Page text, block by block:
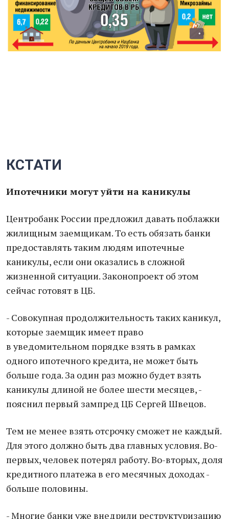
КСТАТИ
Ипотечники могут уйти на каникулы
Центробанк России предложил давать поблажки
жилищным заемщикам. То есть обязать банки
предоставлять таким людям ипотечные
каникулы, если они оказались в сложной
жизненной ситуации. Законопроект об этом
сейчас готовят в ЦБ.
- Совокупная продолжительность таких каникул,
которые заемщик имеет право
в уведомительном порядке взять в рамках
одного ипотечного кредита, не может быть
больше года. За один раз можно будет взять
каникулы длиной не более шести месяцев, -
пояснил первый зампред ЦБ Сергей Швецов.
Тем не менее взять отсрочку сможет не каждый.
Для этого должно быть два главных условия. Во-
первых, человек потерял работу. Во-вторых, доля
кредитного платежа в его месячных доходах -
больше половины.
- Многие банки уже внедрили реструктуризацию